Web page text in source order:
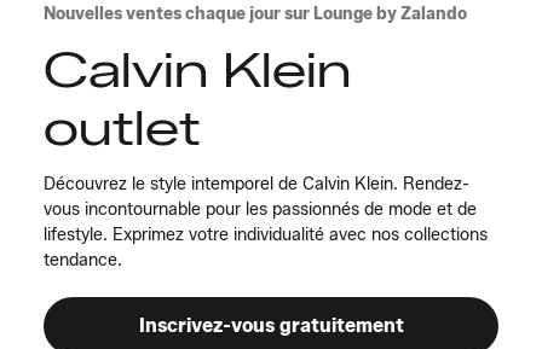
Nouvelles ventes chaque jour sur Lounge by Zalando
Calvin Klein
outlet
Découvrez le style intemporel de Calvin Klein. Rendez-
vous incontournable pour les passionnés de mode et de
lifestyle. Exprimez votre individualité avec nos collections
tendance.
Inscrivez-vous gratuitement